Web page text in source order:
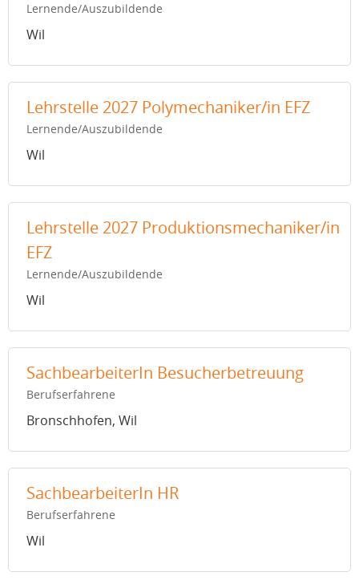
Lernende/Auszubildende
Wil
Lehrstelle 2027 Polymechaniker/in EFZ
Lernende/Auszubildende
Wil
Lehrstelle 2027 Produktionsmechaniker/in
EFZ
Lernende/Auszubildende
Wil
SachbearbeiterIn Besucherbetreuung
Berufserfahrene
Bronschhofen, Wil
SachbearbeiterIn HR
Berufserfahrene
Wil